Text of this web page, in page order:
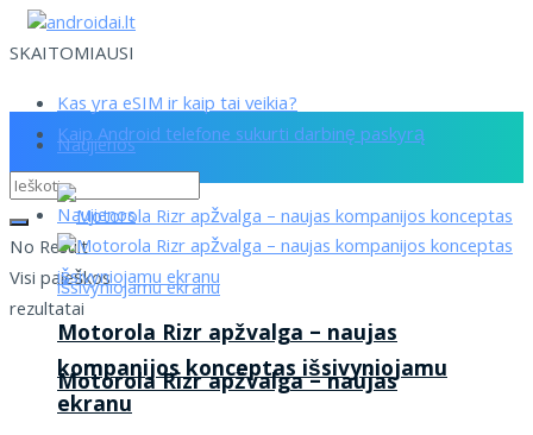
SKAITOMIAUSI
Kas yra eSIM ir kaip tai veikia?
Kaip Android telefone sukurti darbinę paskyrą
No Result
Visi paieškos
rezultatai
Naujienos
Motorola Rizr apžvalga – naujas
Naujienos
Motorola Rizr apžvalga – naujas
kompanijos konceptas išsivyniojamu
ekranu